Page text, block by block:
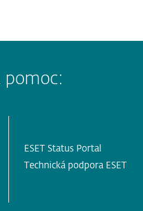
pomoc:
ESET Status Portal
Technická podpora ESET